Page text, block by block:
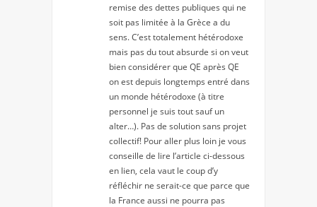
remise des dettes publiques qui ne
soit pas limitée à la Grèce a du
sens. C’est totalement hétérodoxe
mais pas du tout absurde si on veut
bien considérer que QE après QE
on est depuis longtemps entré dans
un monde hétérodoxe (à titre
personnel je suis tout sauf un
alter…). Pas de solution sans projet
collectif! Pour aller plus loin je vous
conseille de lire l’article ci-dessous
en lien, cela vaut le coup d’y
réfléchir ne serait-ce que parce que
la France aussi ne pourra pas